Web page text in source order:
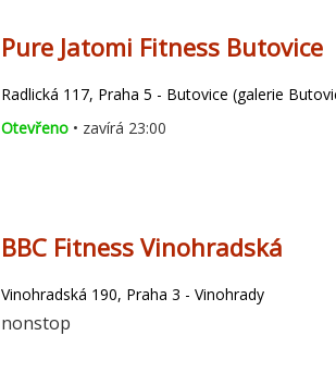
Pure Jatomi Fitness Butovice
Radlická 117, Praha 5 - Butovice (galerie
Otevřeno • zavírá 23:00
BBC Fitness Vinohradská
Vinohradská 190, Praha 3 - Vinohrady
nonstop